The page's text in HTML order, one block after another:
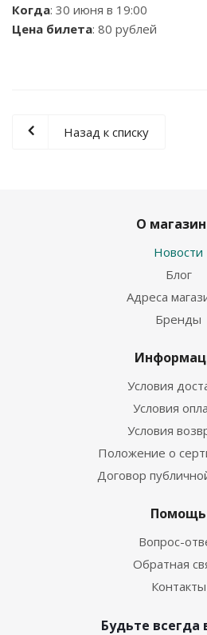
Когда: 30 июня в 19:00
Цена билета: 80 рублей
Назад к списку
О
Новости
Блог
Адреса
Бренды
Условия
Условия
Условия
Положение о
Договор
Помощь
Вопрос-
Обратная
Контакты
Будьте всегда